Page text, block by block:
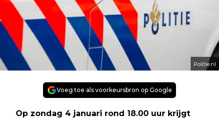
Politie.nl
Voeg toe als voorkeursbron op Google
Op zondag 4 januari rond 18.00 uur krijgt